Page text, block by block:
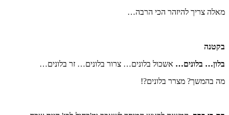
מאלה צריך להיזהר הכי הרבה…
בקטנה
בלון… בלונים… אשכול בלונים… צרור בלונים… זר בלונים…
מה בהמשך? מצרר בלונים?!